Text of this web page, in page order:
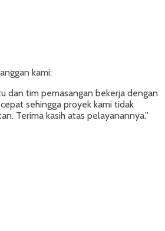
kami:
dan tim pemasangan bekerja dengan
sehingga proyek kami tidak
Terima kasih atas pelayanannya.”